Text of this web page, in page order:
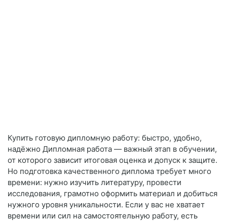
Купить готовую дипломную работу: быстро, удобно,
надёжно Дипломная работа — важный этап в обучении,
от которого зависит итоговая оценка и допуск к защите.
Но подготовка качественного диплома требует много
времени: нужно изучить литературу, провести
исследования, грамотно оформить материал и добиться
нужного уровня уникальности. Если у вас не хватает
времени или сил на самостоятельную работу, есть